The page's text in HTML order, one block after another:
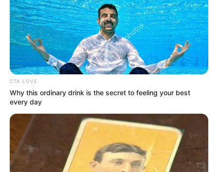
Hadházy Ákos a Közbeszélgetés
rendezvénysorozat legújabb részében arról
beszélt, hogy a 2026-os választásnak is a
korrupció lett a központi témája. A parlamentből
CTA LOVE
Why this ordinary drink is the secret to feeling your best
every day